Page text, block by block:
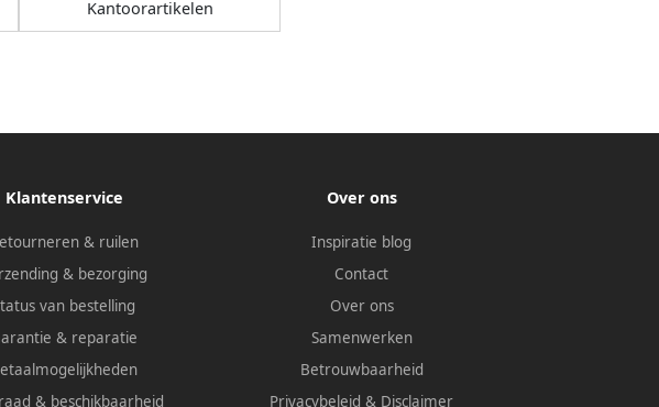
Kantoorartikelen
Klantenservice
& ruilen
& bezorging
van bestelling
& reparatie
& beschikbaarheid
Over ons
Inspiratie blog
Contact
Over ons
Samenwerken
Betrouwbaarheid
Privacybeleid & Disclaimer